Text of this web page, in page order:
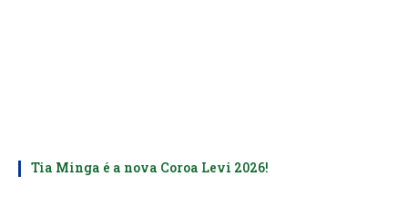
Tia Minga é a nova Coroa Levi 2026!